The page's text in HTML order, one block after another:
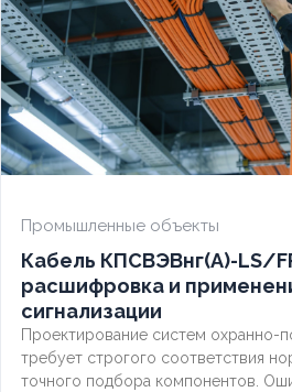
Промышленные объекты
Кабель КПСВЭВнг(А)-LS/
расшифровка и
сигнализации
Проектирование систем охранно-
требует строгого соответствия
точного подбора компонентов.